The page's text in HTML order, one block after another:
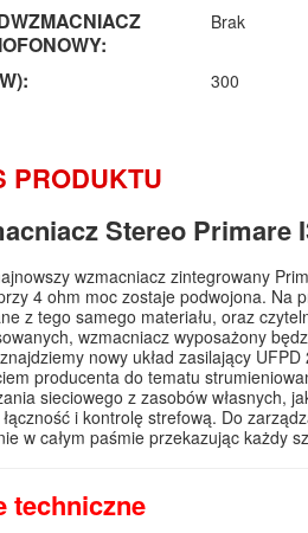
Brak
300
PRODUKTU
Stereo Primare
wzmacniacz zintegrowany
4 ohm moc zostaje podwojona. Na
z tego samego materiału, oraz
wzmacniacz wyposażony
nowy układ zasilający
producenta do tematu
sieciowego z zasobów własnych,
i kontrolę strefową. Do
w całym paśmie przekazując każdy
techniczne